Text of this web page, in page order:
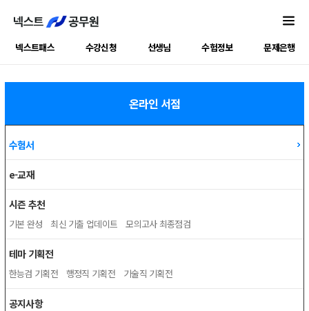
넥스트패스 수강신청 선생님 수험정보 문제은행
온라인 서점
수험서
e-교재
시즌 추천
기본 완성 최신 기출 업데이트 모의고사 최종점검
테마 기획전
한능검 기획전 행정직 기획전 기술직 기획전
공지사항